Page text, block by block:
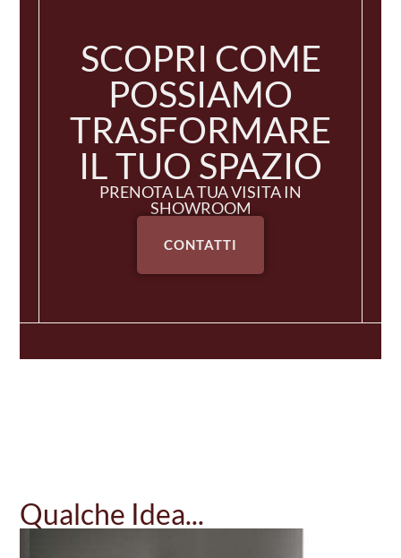
SCOPRI COME
POSSIAMO
TRASFORMARE
IL TUO SPAZIO
PRENOTA LA TUA VISITA IN
SHOWROOM
CONTATTI
Qualche Idea...